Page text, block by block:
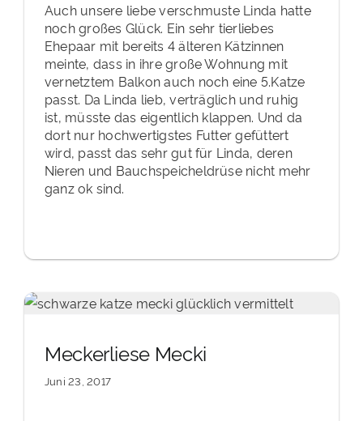
Auch unsere liebe verschmuste Linda hatte
noch großes Glück. Ein sehr tierliebes
Ehepaar mit bereits 4 älteren Kätzinnen
meinte, dass in ihre große Wohnung mit
vernetztem Balkon auch noch eine 5.Katze
passt. Da Linda lieb, verträglich und ruhig
ist, müsste das eigentlich klappen. Und da
dort nur hochwertigstes Futter gefüttert
wird, passt das sehr gut für Linda, deren
Nieren und Bauchspeicheldrüse nicht mehr
ganz ok sind.
Meckerliese Mecki
Juni 23, 2017